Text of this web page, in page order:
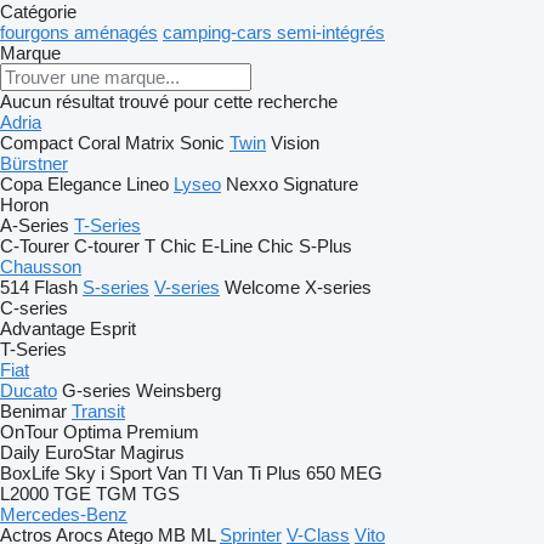
Catégorie
fourgons aménagés camping-cars semi-intégrés
Marque
Aucun résultat trouvé pour cette recherche
Adria
Compact Coral Matrix Sonic Twin Vision
Bürstner
Copa Elegance Lineo Lyseo Nexxo Signature
Horon
A-Series T-Series
C-Tourer C-tourer T Chic E-Line Chic S-Plus
Chausson
514 Flash S-series V-series Welcome X-series
C-series
Advantage Esprit
T-Series
Fiat
Ducato G-series Weinsberg
Benimar Transit
OnTour Optima Premium
Daily EuroStar Magirus
BoxLife Sky i Sport Van TI Van Ti Plus 650 MEG
L2000 TGE TGM TGS
Mercedes-Benz
Actros Arocs Atego MB ML Sprinter V-Class Vito